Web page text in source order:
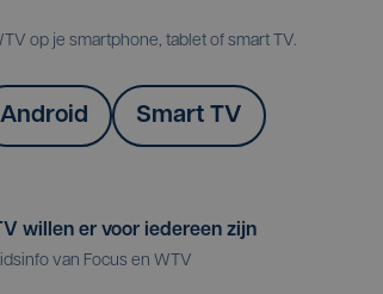
op je smartphone, tablet of smart TV.
Android Smart TV
willen er voor iedereen zijn
van Focus en WTV